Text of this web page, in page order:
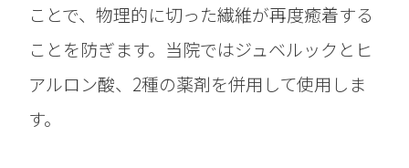
ことで、物理的に切った繊維が再度癒着する
ことを防ぎます。当院ではジュベルックとヒ
アルロン酸、2種の薬剤を併用して使用しま
す。